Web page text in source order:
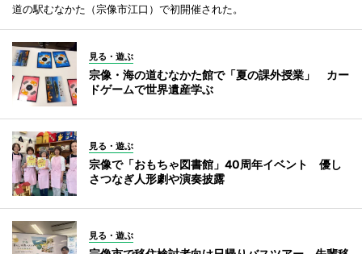
道の駅むなかた（宗像市江口）で初開催された。
見る・遊ぶ
宗像・海の道むなかた館で「夏の課外授業」 カー
ドゲームで世界遺産学ぶ
見る・遊ぶ
宗像で「おもちゃ図書館」40周年イベント 優し
さつなぎ人形劇や演奏披露
見る・遊ぶ